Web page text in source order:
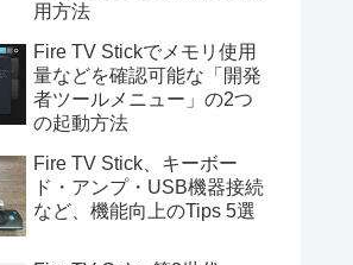
用方法
Fire TV Stickでメモリ使用
量などを確認可能な「開発
者ツールメニュー」の2つ
の起動方法
Fire TV Stick、キーボー
ド・アンプ・USB機器接続
など、機能向上のTips 5選